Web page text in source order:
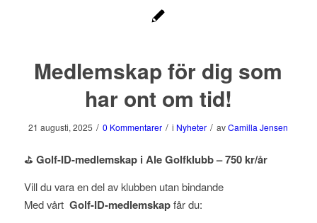
Medlemskap för dig som
har ont om tid!
21 augusti, 2025 / 0 Kommentarer / i Nyheter / avCamilla Jensen
⛳ Golf-ID-medlemskap i Ale Golfklubb – 750 kr/år
Vill du vara en del av klubben utan bindande
Med vårt Golf-ID-medlemskapfår du: